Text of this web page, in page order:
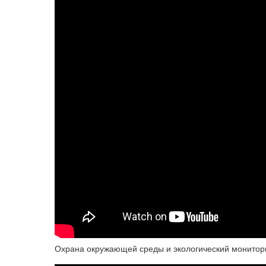
Охрана окружающей среды и экологический